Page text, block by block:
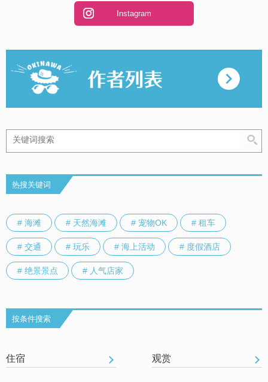
Instagram
热搜关键词
# 海滩 # 天然海滩 # 宠物OK # 租车
# 交通 # 玩乐 # 海上活动 # 度假酒店
# 绝景景点 # 人气店家
按条件搜索
住宿 观赏